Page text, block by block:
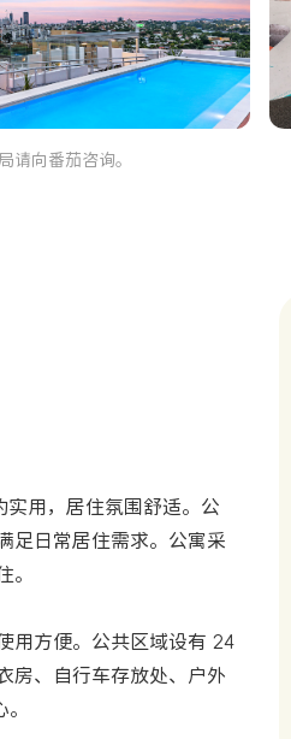
请向番茄咨询。
用，居住氛围舒适。公
足日常居住需求。公寓采
。
用方便。公共区域设有 24
房、自行车存放处、户外